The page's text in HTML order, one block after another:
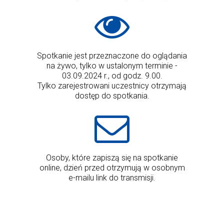
Spotkanie jest przeznaczone do oglądania
na żywo, tylko w ustalonym terminie -
03.09.2024 r., od godz. 9.00.
Tylko zarejestrowani uczestnicy otrzymają
dostęp do spotkania.
Osoby, które zapiszą się na spotkanie
online, dzień przed otrzymują w osobnym
e-mailu link do transmisji.